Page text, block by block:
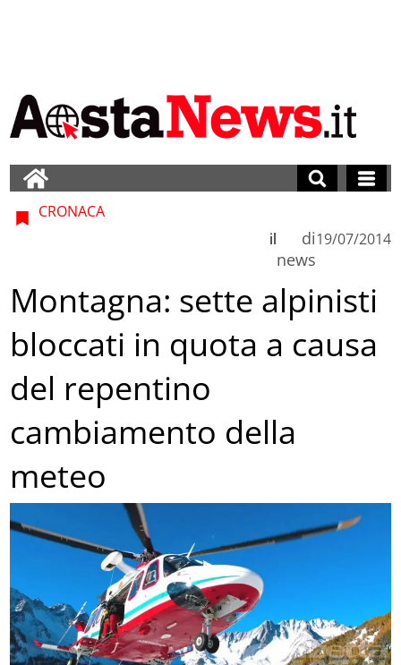
CRONACA
di
news
il 19/07/2014
Montagna: sette alpinisti
bloccati in quota a causa
del repentino
cambiamento della
meteo